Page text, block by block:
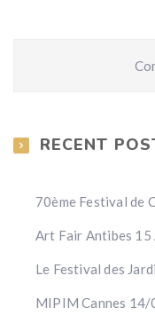
RECENT
70ème Festival de
Art Fair Antibes 15
Le Festival des
MIPIM Cannes